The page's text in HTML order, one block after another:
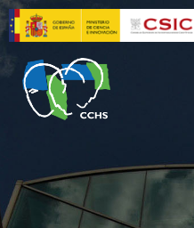
Skip
to
main
content